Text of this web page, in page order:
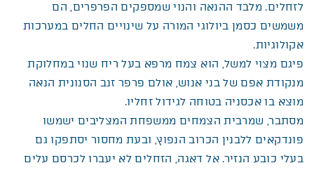
לזחלים. מלבד ההנאה והנוי שמספקים הפרפרים, הם
משמשים כסמן ביולוגי המורה על שינויים החלים במערכות
אקולוגיות.
פיגם מצוי למשל, הוא צמח מרפא בעל ריח שנוי במחלוקת
מנקודת אפם של בני אנוש, אולם פרפר זנב הסנונית הנאה
מוצא בו אכסניה בטוחה לגידול זחליו.
מסתבר, שמרבית הצמחים ממשפחת המצליבים ישמשו
פונדקאים ללבנין הכרוב הנפוץ, ובעת מחסור יסתפקו גם
בעלי כובע הנזיר. אל דאגה, הזחלים לא יעברו לכרסם עלים